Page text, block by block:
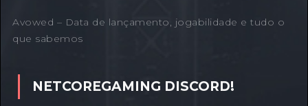
Avowed – Data de lançamento, jogabilidade e tudo o
que sabemos
NETCOREGAMING DISCORD!